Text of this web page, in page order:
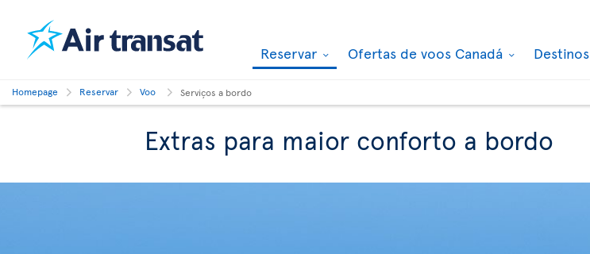
Reservar Ofertas de voos Canadá Destinos
Homepage Reservar Voo Serviços a bordo
Extras para maior conforto a bordo